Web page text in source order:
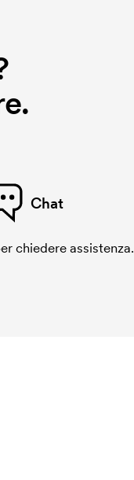
Chat
chiedere assistenza.